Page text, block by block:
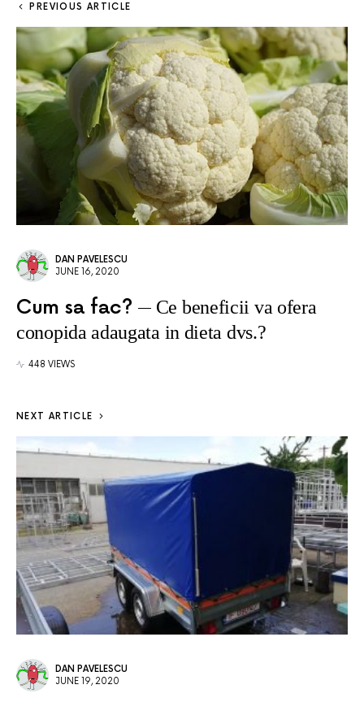
PREVIOUS ARTICLE
DAN PAVELESCU
JUNE 16, 2020
Cum sa fac?
Ce beneficii va ofera
conopida adaugata in dieta dvs.?
448 VIEWS
NEXT ARTICLE
DAN PAVELESCU
JUNE 19, 2020